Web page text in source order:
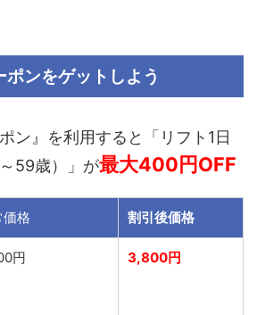
ポンをゲットしよう
ン』を利用すると「リフト1日
59歳）」が最大400円OFF
格 割引後価格
円 3,800円